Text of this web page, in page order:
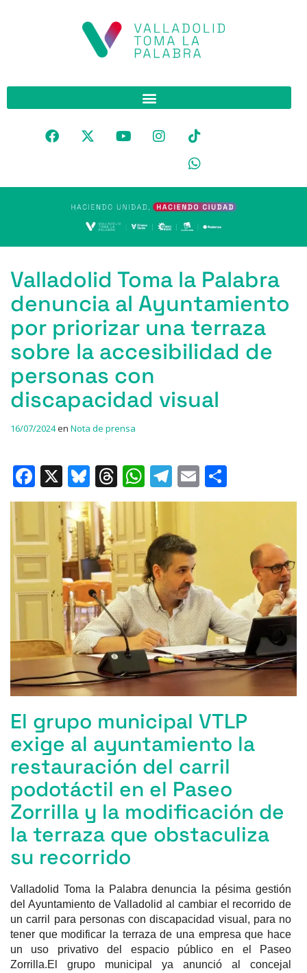
Valladolid Toma la Palabra
denuncia al Ayuntamiento
por priorizar una terraza
sobre la accesibilidad de
personas con
discapacidad visual
16/07/2024en Nota de prensa
F
a
e
b
o
o
X
Bl
u
e
s
k
y
T
h
a
d
s
W
h
at
s
A
p
p
T
el
gr
a
m
E
m o
r
El grupo municipal VTLP
exige al ayuntamiento la
restauración del carril
podotáctil en el Paseo
Zorrilla y la modificación de
la terraza que obstaculiza
su recorrido
Valladolid Toma la Palabra denuncia la pésima gestión
del Ayuntamiento de Valladolid al cambiar el recorrido de
un carril para personas con discapacidad visual, para no
tener que modificar la terraza de una empresa que hace
un uso privativo del espacio público en el Paseo
Zorrilla.El grupo municipal ya anunció al concejal